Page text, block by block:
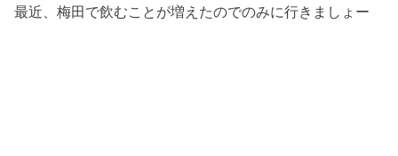
最近、梅田で飲むことが増えたのでのみに行きましょー